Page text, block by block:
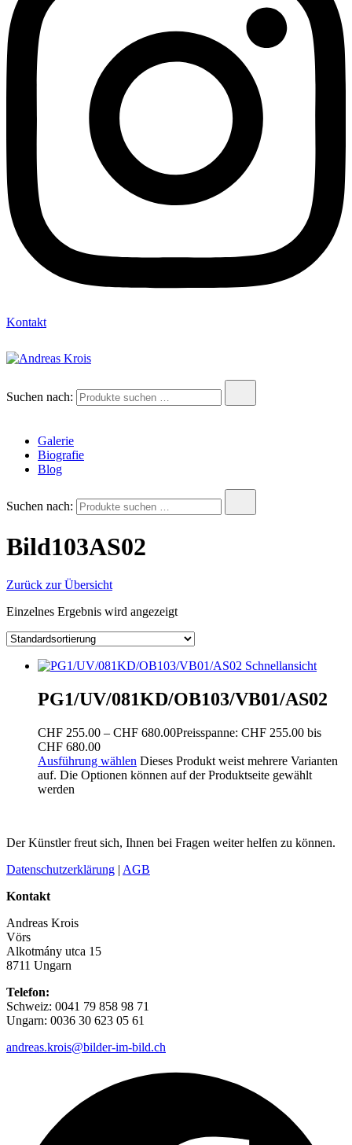
Kontakt
Suchen nach:
Galerie
Biografie
Blog
Suchen nach:
Bild103AS02
Zurück zur Übersicht
Einzelnes Ergebnis wird angezeigt
Schnellansicht
PG1/UV/081KD/OB103/VB01/AS02
CHF 255.00 – CHF 680.00Preisspanne: CHF 255.00 bis
CHF 680.00
Ausführung wählen Dieses Produkt weist mehrere Varianten
auf. Die Optionen können auf der Produktseite gewählt
werden
Der Künstler freut sich, Ihnen bei Fragen weiter helfen zu können.
Datenschutzerklärung | AGB
Kontakt
Andreas Krois
Vörs
Alkotmány utca 15
8711 Ungarn
Telefon:
Schweiz: 0041 79 858 98 71
Ungarn: 0036 30 623 05 61
andreas.krois@bilder-im-bild.ch